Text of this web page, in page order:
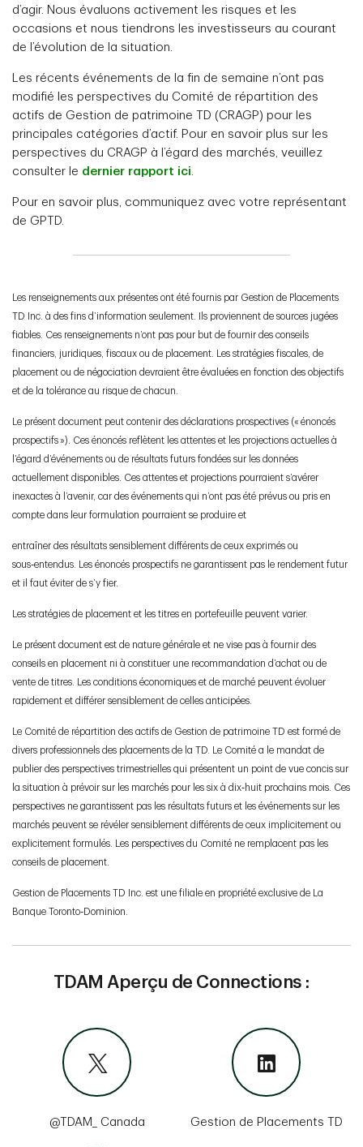
d’agir. Nous évaluons activement les risques et les
occasions et nous tiendrons les investisseurs au courant
de l’évolution de la situation.
Les récents événements de la fin de semaine n’ont pas
modifié les perspectives du Comité de répartition des
actifs de Gestion de patrimoine TD (CRAGP) pour les
principales catégories d’actif. Pour en savoir plus sur les
perspectives du CRAGP à l’égard des marchés, veuillez
consulter le dernier rapport ici.
Pour en savoir plus, communiquez avec votre représentant
de GPTD.
Les renseignements aux présentes ont été fournis par Gestion de Placements
TD Inc. à des fins d’information seulement. Ils proviennent de sources jugées
fiables. Ces renseignements n’ont pas pour but de fournir des conseils
financiers, juridiques, fiscaux ou de placement. Les stratégies fiscales, de
placement ou de négociation devraient être évaluées en fonction des objectifs
et de la tolérance au risque de chacun.
Le présent document peut contenir des déclarations prospectives (« énoncés
prospectifs »). Ces énoncés reflètent les attentes et les projections actuelles à
l’égard d’événements ou de résultats futurs fondées sur les données
actuellement disponibles. Ces attentes et projections pourraient s’avérer
inexactes à l’avenir, car des événements qui n’ont pas été prévus ou pris en
compte dans leur formulation pourraient se produire et
entraîner des résultats sensiblement différents de ceux exprimés ou
sous‑entendus. Les énoncés prospectifs ne garantissent pas le rendement futur
et il faut éviter de s’y fier.
Les stratégies de placement et les titres en portefeuille peuvent varier.
Le présent document est de nature générale et ne vise pas à fournir des
conseils en placement ni à constituer une recommandation d’achat ou de
vente de titres. Les conditions économiques et de marché peuvent évoluer
rapidement et différer sensiblement de celles anticipées.
Le Comité de répartition des actifs de Gestion de patrimoine TD est formé de
divers professionnels des placements de la TD. Le Comité a le mandat de
publier des perspectives trimestrielles qui présentent un point de vue concis sur
la situation à prévoir sur les marchés pour les six à dix‑huit prochains mois. Ces
perspectives ne garantissent pas les résultats futurs et les événements sur les
marchés peuvent se révéler sensiblement différents de ceux implicitement ou
explicitement formulés. Les perspectives du Comité ne remplacent pas les
conseils de placement.
Gestion de Placements TD Inc. est une filiale en propriété exclusive de La
Banque Toronto‑Dominion.
TDAM Aperçu de Connections :
@TDAM_ Canada Gestion de Placements TD